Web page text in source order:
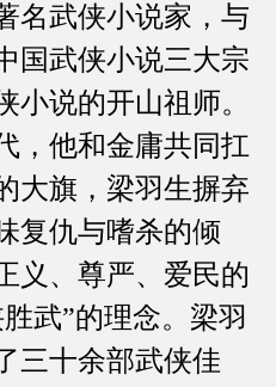
名武侠小说家，与
国武侠小说三大宗
小说的开山祖师。
，他和金庸共同扛
大旗，梁羽生摒弃
复仇与嗜杀的倾
义、尊严、爱民的
武”的理念。梁羽
三十余部武侠佳